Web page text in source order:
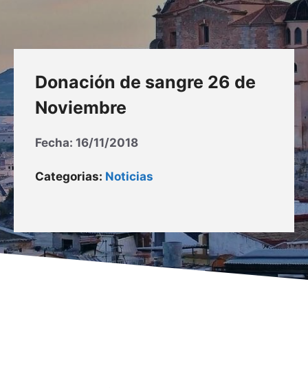
Donación de sangre 26 de
Noviembre
Fecha: 16/11/2018
Categorias: Noticias